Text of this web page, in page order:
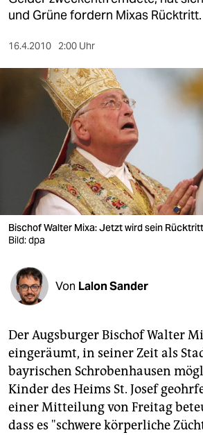
kultur
sport
berlin
wahrheit
verlag
veranstaltungen
fragen & hilfe
unterstützen
abo
genossenschaft
epaper login
und Grüne fordern Mixas Rücktritt.
16.4.2010 2:00 Uhr
Bischof Walter Mixa: Jetzt wird sein
Bild: dpa
Von Lalon Sander
Der Augsburger Bischof Walter
eingeräumt, in seiner Zeit als
bayrischen Schrobenhausen
Kinder des Heims St. Josef
einer Mitteilung von Freitag
dass es "schwere körperliche